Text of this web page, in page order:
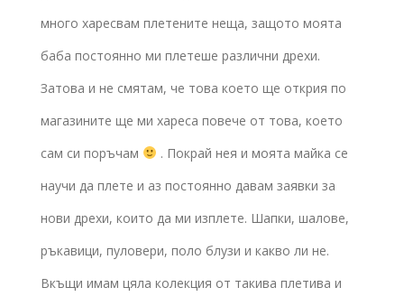
много харесвам плетените неща, защото моята
баба постоянно ми плетеше различни дрехи.
Затова и не смятам, че това което ще открия по
магазините ще ми хареса повече от това, което
сам си поръчам
. Покрай нея и моята майка се
научи да плете и аз постоянно давам заявки за
нови дрехи, които да ми изплете. Шапки, шалове,
ръкавици, пуловери, поло блузи и какво ли не.
Вкъщи имам цяла колекция от такива плетива и